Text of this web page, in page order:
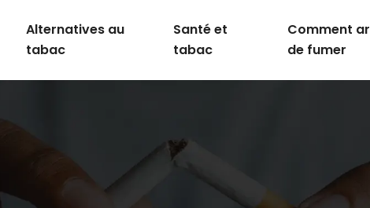
Alternatives au
tabac
Santé et
tabac
Comment
de fumer